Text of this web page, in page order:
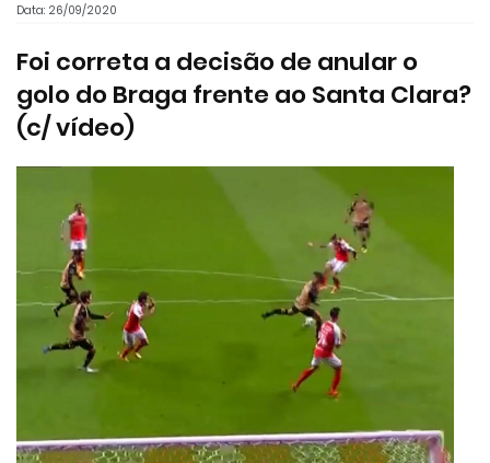
Data: 26/09/2020
Foi correta a decisão de anular o
golo do Braga frente ao Santa Clara?
(c/ vídeo)